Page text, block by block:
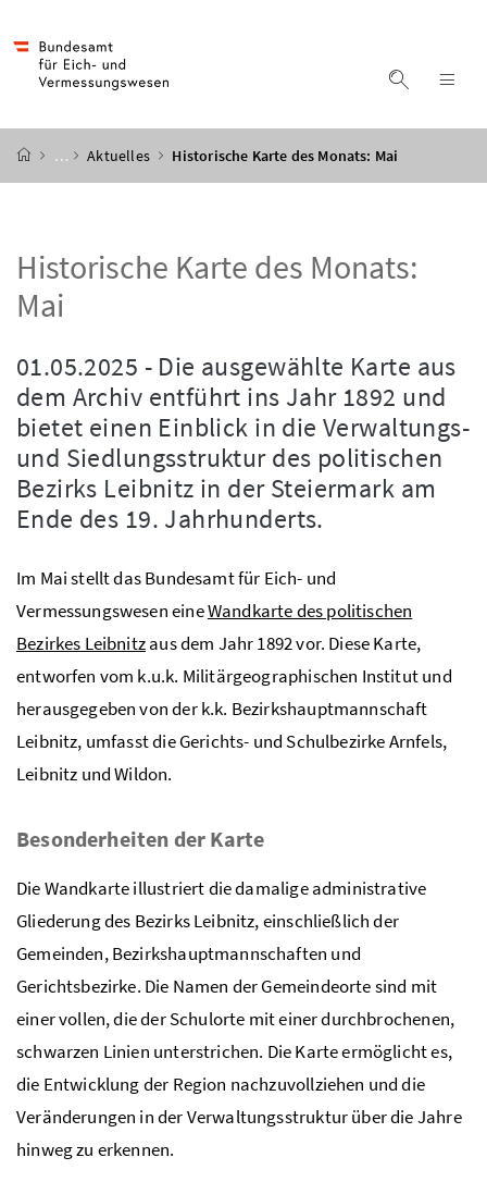
Suche
Startseite
… Aktuelles Historische Karte des Monats: Mai
Historische Karte des Monats:
Mai
01.05.2025 - Die ausgewählte Karte aus
dem Archiv entführt ins Jahr 1892 und
bietet einen Einblick in die Verwaltungs-
und Siedlungsstruktur des politischen
Bezirks Leibnitz in der Steiermark am
Ende des 19. Jahrhunderts.
Im Mai stellt das Bundesamt für Eich- und
Vermessungswesen eineWandkarte des politischen
Bezirkes Leibnitzaus dem Jahr 1892 vor. Diese Karte,
entworfen vom k.u.k. Militärgeographischen Institut und
herausgegeben von der k.k. Bezirkshauptmannschaft
Leibnitz, umfasst die Gerichts- und Schulbezirke Arnfels,
Leibnitz und Wildon.
Besonderheiten der Karte
Die Wandkarte illustriert die damalige administrative
Gliederung des Bezirks Leibnitz, einschließlich der
Gemeinden, Bezirkshauptmannschaften und
Gerichtsbezirke. Die Namen der Gemeindeorte sind mit
einer vollen, die der Schulorte mit einer durchbrochenen,
schwarzen Linien unterstrichen. Die Karte ermöglicht es,
die Entwicklung der Region nachzuvollziehen und die
Veränderungen in der Verwaltungsstruktur über die Jahre
hinweg zu erkennen.